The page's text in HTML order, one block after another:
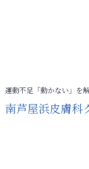
運動不足「動かない」を
南芦屋浜皮膚科